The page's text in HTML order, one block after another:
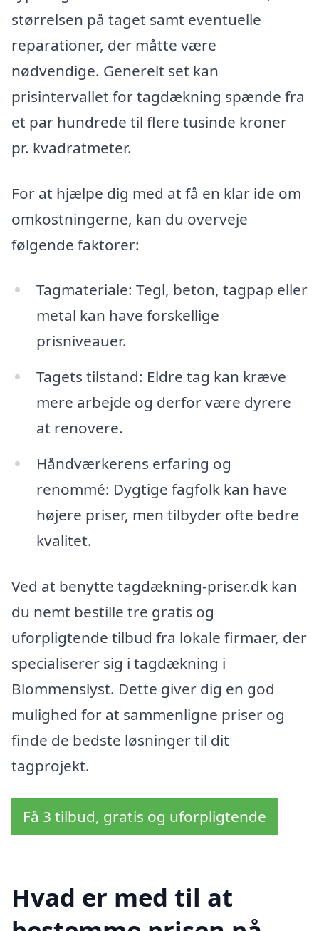
størrelsen på taget samt eventuelle
reparationer, der måtte være
nødvendige. Generelt set kan
prisintervallet for tagdækning spænde fra
et par hundrede til flere tusinde kroner
pr. kvadratmeter.
For at hjælpe dig med at få en klar ide om
omkostningerne, kan du overveje
følgende faktorer:
Tagmateriale: Tegl, beton, tagpap eller
metal kan have forskellige
prisniveauer.
Tagets tilstand: Eldre tag kan kræve
mere arbejde og derfor være dyrere
at renovere.
Håndværkerens erfaring og
renommé: Dygtige fagfolk kan have
højere priser, men tilbyder ofte bedre
kvalitet.
Ved at benytte tagdækning-priser.dk kan
du nemt bestille tre gratis og
uforpligtende tilbud fra lokale firmaer, der
specialiserer sig i tagdækning i
Blommenslyst. Dette giver dig en god
mulighed for at sammenligne priser og
finde de bedste løsninger til dit
tagprojekt.
Få 3 tilbud, gratis og uforpligtende
Hvad er med til at